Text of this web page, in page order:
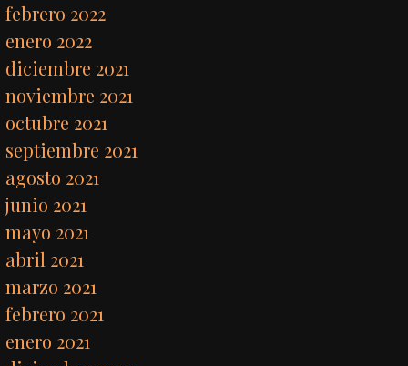
febrero 2022
enero 2022
diciembre 2021
noviembre 2021
octubre 2021
septiembre 2021
agosto 2021
junio 2021
mayo 2021
abril 2021
marzo 2021
febrero 2021
enero 2021